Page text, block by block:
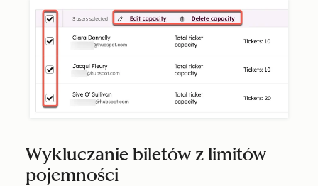
Wykluczanie biletów z limitów
pojemności